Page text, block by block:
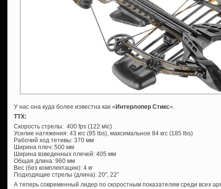
У нас она куда более известна как « Интерлопер Стикс«.
ТТХ:
Скорость стрелы: 400 fps (122 м\c)
Усилие натяжения: 43 кгс (95 lbs), максимальное 84 кгс (185 lbs)
Рабочий ход тетивы: 370 мм
Ширина плеч: 500 мм
Ширина взведенных плечей: 405 мм
Общая длина: 960 мм
Вес (без комплектации): 4 кг
Подходящие стрелы (длина): 20″, 22″
А теперь современный лидер по скоростным показателям среди всех